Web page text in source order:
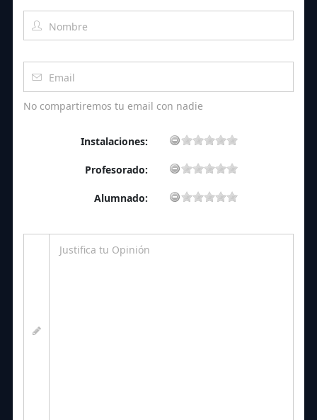
No compartiremos tu email con nadie
Instalaciones:
Profesorado:
Alumnado: